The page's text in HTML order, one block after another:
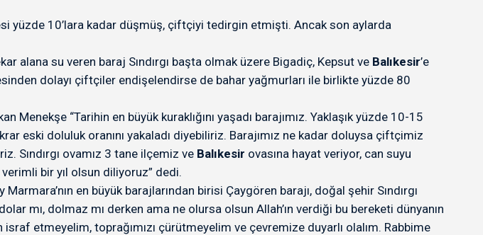
yüzde 10’lara kadar düşmüş, çiftçiyi tedirgin etmişti. Ancak son aylarda
alana su veren baraj Sındırgı başta olmak üzere Bigadiç, Kepsut ve Balıkesir’e
dolayı çiftçiler endişelendirse de bahar yağmurları ile birlikte yüzde 80
Menekşe “Tarihin en büyük kuraklığını yaşadı barajımız. Yaklaşık yüzde 10-15
eski doluluk oranını yakaladı diyebiliriz. Barajımız ne kadar doluysa çiftçimiz
Sındırgı ovamız 3 tane ilçemiz ve Balıkesir ovasına hayat veriyor, can suyu
bir yıl olsun diliyoruz” dedi.
en büyük barajlarından birisi Çaygören barajı, doğal şehir Sındırgı
mı, dolmaz mı derken ama ne olursa olsun Allah’ın verdiği bu bereketi dünyanın
etmeyelim, toprağımızı çürütmeyelim ve çevremize duyarlı olalım. Rabbime